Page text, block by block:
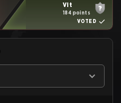
Vit
184 points
VOTED